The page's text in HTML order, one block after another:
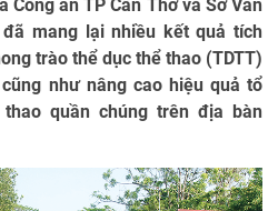
an TP Cần Thơ và Sở Văn
mang lại nhiều kết quả tích
trào thể dục thể thao (TDTT)
như nâng cao hiệu quả tổ
quần chúng trên địa bàn